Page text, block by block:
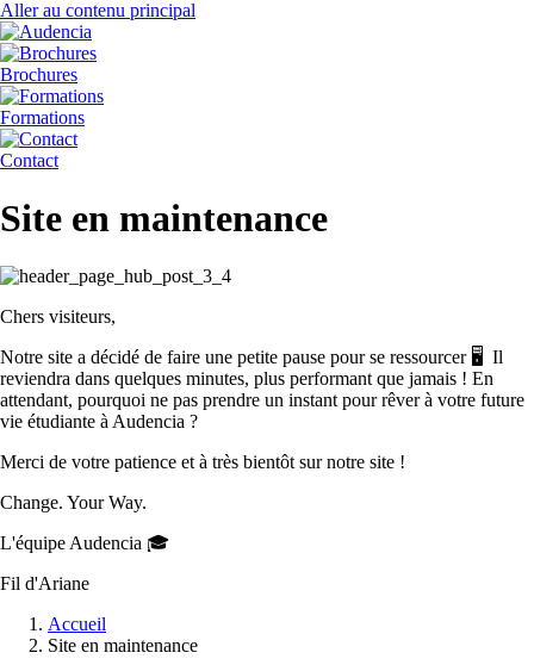
Aller au contenu principal
Brochures
Formations
Contact
Site en maintenance
Chers visiteurs,
Notre site a décidé de faire une petite pause pour se ressourcer 🖥️ Il
reviendra dans quelques minutes, plus performant que jamais ! En
attendant, pourquoi ne pas prendre un instant pour rêver à votre future
vie étudiante à Audencia ?
Merci de votre patience et à très bientôt sur notre site !
Change. Your Way.
L'équipe Audencia 🎓
Fil d'Ariane
Accueil
Site en maintenance